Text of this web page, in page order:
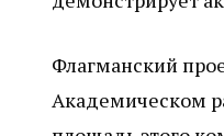
Флагманский
Академическом